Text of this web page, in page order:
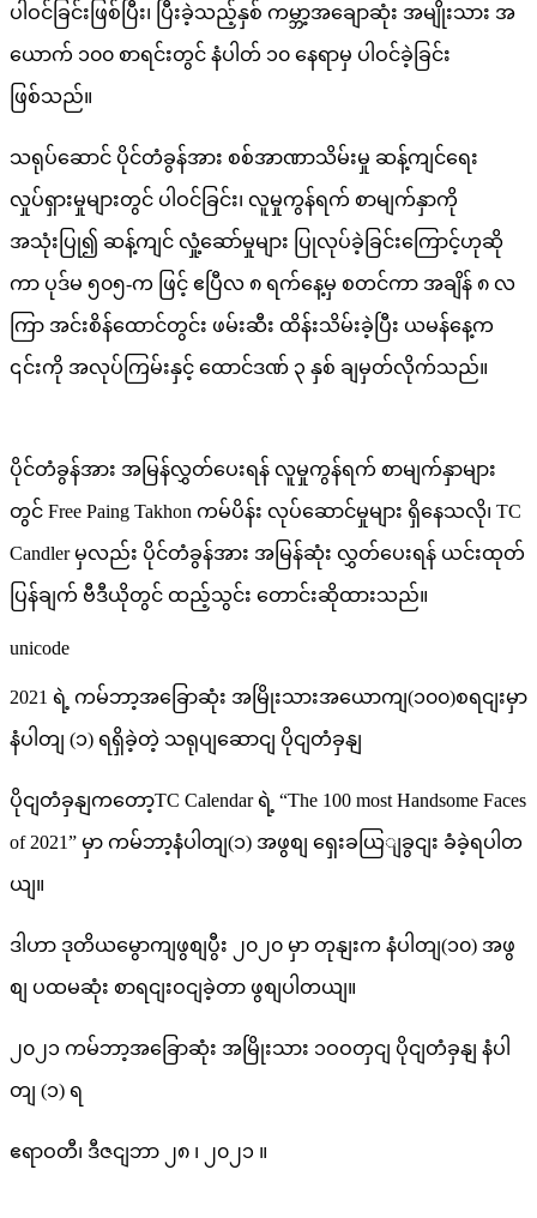
ပါဝင်ခြင်းဖြစ်ပြီး၊ ပြီးခဲ့သည့်နှစ် ကမ္ဘာ့အချောဆုံး အမျိုးသား အ
ယောက် ၁၀၀ စာရင်းတွင် နံပါတ် ၁၀ နေရာမှ ပါဝင်ခဲ့ခြင်း
ဖြစ်သည်။
သရုပ်ဆောင် ပိုင်တံခွန်အား စစ်အာဏာသိမ်းမှု ဆန့်ကျင်ရေး
လှုပ်ရှားမှုများတွင် ပါဝင်ခြင်း၊ လူမှုကွန်ရက် စာမျက်နှာကို
အသုံးပြု၍ ဆန့်ကျင် လှုံ့ဆော်မှုများ ပြုလုပ်ခဲ့ခြင်းကြောင့်ဟုဆို
ကာ ပုဒ်မ ၅၀၅-က ဖြင့် ဧပြီလ ၈ ရက်နေ့မှ စတင်ကာ အချိန် ၈ လ
ကြာ အင်းစိန်ထောင်တွင်း ဖမ်းဆီး ထိန်းသိမ်းခဲ့ပြီး ယမန်နေ့က
၎င်းကို အလုပ်ကြမ်းနှင့် ထောင်ဒဏ် ၃ နှစ် ချမှတ်လိုက်သည်။
ပိုင်တံခွန်အား အမြန်လွှတ်ပေးရန် လူမှုကွန်ရက် စာမျက်နှာများ
တွင် Free Paing Takhon ကမ်ပိန်း လုပ်ဆောင်မှုများ ရှိနေသလို၊ TC
Candler မှလည်း ပိုင်တံခွန်အား အမြန်ဆုံး လွှတ်ပေးရန် ယင်းထုတ်
ပြန်ချက် ဗီဒီယိုတွင် ထည့်သွင်း တောင်းဆိုထားသည်။
unicode
2021 ရဲ့ ကမ်ဘာ့အခြောဆုံး အမြိုးသားအယောကျ(၁၀၀)စရငျးမှာ
နံပါတျ (၁) ရရှိခဲ့တဲ့ သရုပျဆောငျ ပိုငျတံခှနျ
ပိုငျတံခှနျကတော့TC Calendar ရဲ့ “The 100 most Handsome Faces
of 2021” မှာ ကမ်ဘာ့နံပါတျ(၁) အဖွစျ ရှေးခယြျခွငျး ခံခဲ့ရပါတ
ယျ။
ဒါဟာ ဒုတိယမွောကျဖွစျပွီး ၂၀၂၀ မှာ တုနျးက နံပါတျ(၁၀) အဖွ
စျ ပထမဆုံး စာရငျးဝငျခဲ့တာ ဖွစျပါတယျ။
၂၀၂၁ ကမ်ဘာ့အခြောဆုံး အမြိုးသား ၁ဝဝတှငျ ပိုငျတံခှနျ နံပါ
တျ (၁) ရ
ဧရာဝတီ၊ ဒီဇငျဘာ ၂၈ ၊ ၂၀၂၁ ။